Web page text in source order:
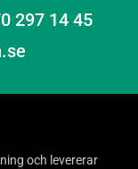
297 14 45
och levererar